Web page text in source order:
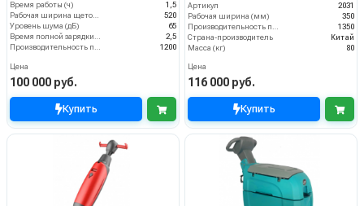
Время работы (ч)
1,5
Рабочая ширина щеток (мм)
520
Уровень шума (дБ)
65
Время полной зарядки аккумулятора (ч)
2,5
Производительность по площади (м2/ч)
1200
Цена
100 000 руб.
Купить
Артикул
2031
Рабочая ширина (мм)
350
Производительность по площади (м2/ч)
1350
Страна-производитель
Китай
Масса (кг)
80
Цена
116 000 руб.
Купить